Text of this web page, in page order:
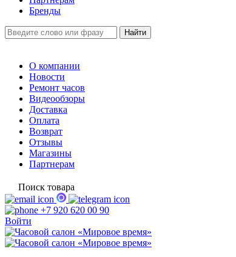
Бренды
О компании
Новости
Ремонт часов
Видеообзоры
Доставка
Оплата
Возврат
Отзывы
Магазины
Партнерам
Поиск товара
+7 920 620 00 90
Войти